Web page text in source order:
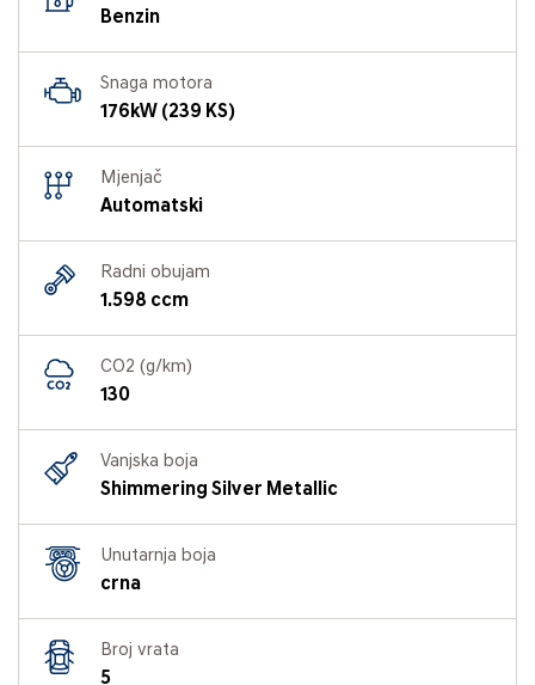
Benzin
Snaga motora
176kW (239 KS)
Mjenjač
Automatski
Radni obujam
1.598 ccm
CO2 (g/km)
130
Vanjska boja
Shimmering Silver Metallic
Unutarnja boja
crna
Broj vrata
5